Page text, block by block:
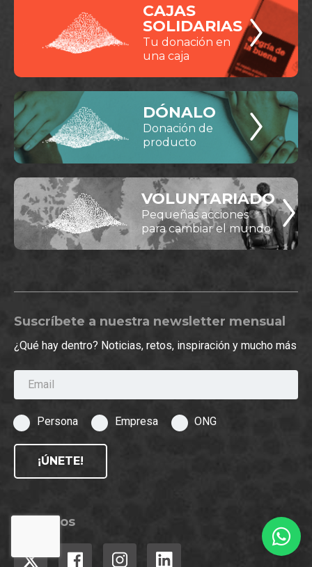
CAJAS
SOLIDARIAS
Tu donación en
una caja
DÓNALO
Donación de
producto
VOLUNTARIADO
Pequeñas acciones
para cambiar el mundo
Suscríbete a nuestra newsletter mensual
¿Qué hay dentro? Noticias, retos, inspiración y mucho más
Email
Persona Empresa ONG
¡ÚNETE!
Síguenos